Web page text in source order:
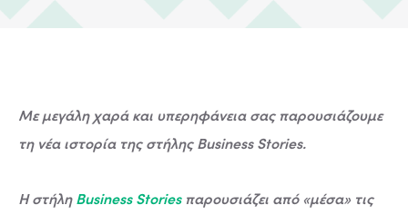
Με μεγάλη χαρά και υπερηφάνεια σας παρουσιάζουμε
τη νέα ιστορία της στήλης Business Stories.
Η στήληBusiness Storiesπαρουσιάζει από «μέσα» τις